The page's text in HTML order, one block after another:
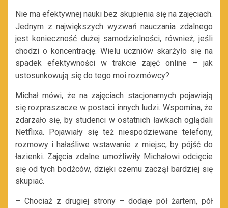
Nie ma efektywnej nauki bez skupienia się na zajęciach.
Jednym z największych wyzwań nauczania zdalnego
jest konieczność dużej samodzielności, również, jeśli
chodzi o koncentrację. Wielu uczniów skarżyło się na
spadek efektywności w trakcie zajęć online – jak
ustosunkowują się do tego moi rozmówcy?
Michał mówi, że na zajęciach stacjonarnych pojawiają
się rozpraszacze w postaci innych ludzi. Wspomina, że
zdarzało się, by studenci w ostatnich ławkach oglądali
Netflixa. Pojawiały się też niespodziewane telefony,
rozmowy i hałaśliwe wstawanie z miejsc, by pójść do
łazienki. Zajęcia zdalne umożliwiły Michałowi odcięcie
się od tych bodźców, dzięki czemu zaczął bardziej się
skupiać.
– Chociaż z drugiej strony – dodaje pół żartem, pół